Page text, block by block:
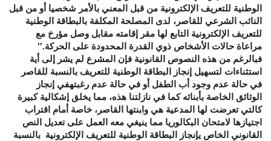
الوطنية للتعريف الإلكترونية من قبل المعني بالأمر شخصيا أو من قبل
النائب الشرعي للقاصر، لدى المصلحة المكلفة بالبطاقة الوطنية
للتعريف الإلكترونية التابع لها مقر إقامته مقابل وصل مؤرخ مع
مراعاة حالات الأشخاص ذوي القدرة المحدودة على الحركة.''
فبالرغم من هذه النصوص القانونية فإن المشرع لم يشر إلى أية
استثناءات لتسهيل إنجاز البطاقة الوطنية للتعريف بالنسبة للقاصر
في حالة عدم وجود أب الطفل أو في حالة عدم رغبتهفي إنجاز
الوثائق الخاصة بأبنائه كما في نازلتنا هذه، مما يخلق إشكالية كبيرة
كالتي تعرضت لها المدعية هي وابنتها القاصر، خاصة أمام اقتراب
اجتيازها لامتحان البكالوريا مما ينيغي معه العمل على تعديل النص
القانوني الخاص يإنجاز البطاقة الوطنية للتعريف الإلكترونية بالنسبة